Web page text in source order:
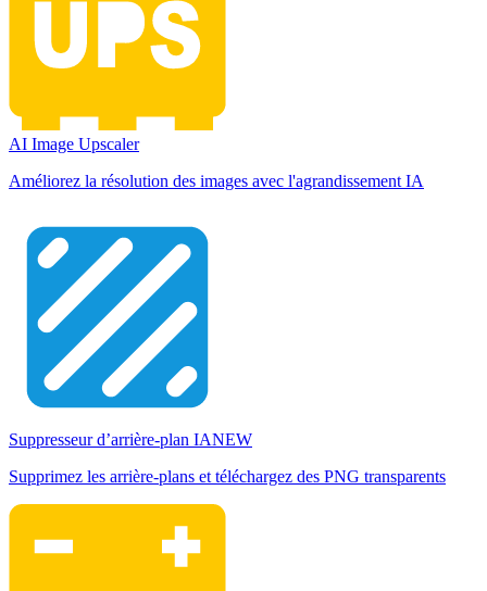
AI Image Upscaler
Améliorez la résolution des images avec l'agrandissement IA
Suppresseur d’arrière-plan IANEW
Supprimez les arrière-plans et téléchargez des PNG transparents